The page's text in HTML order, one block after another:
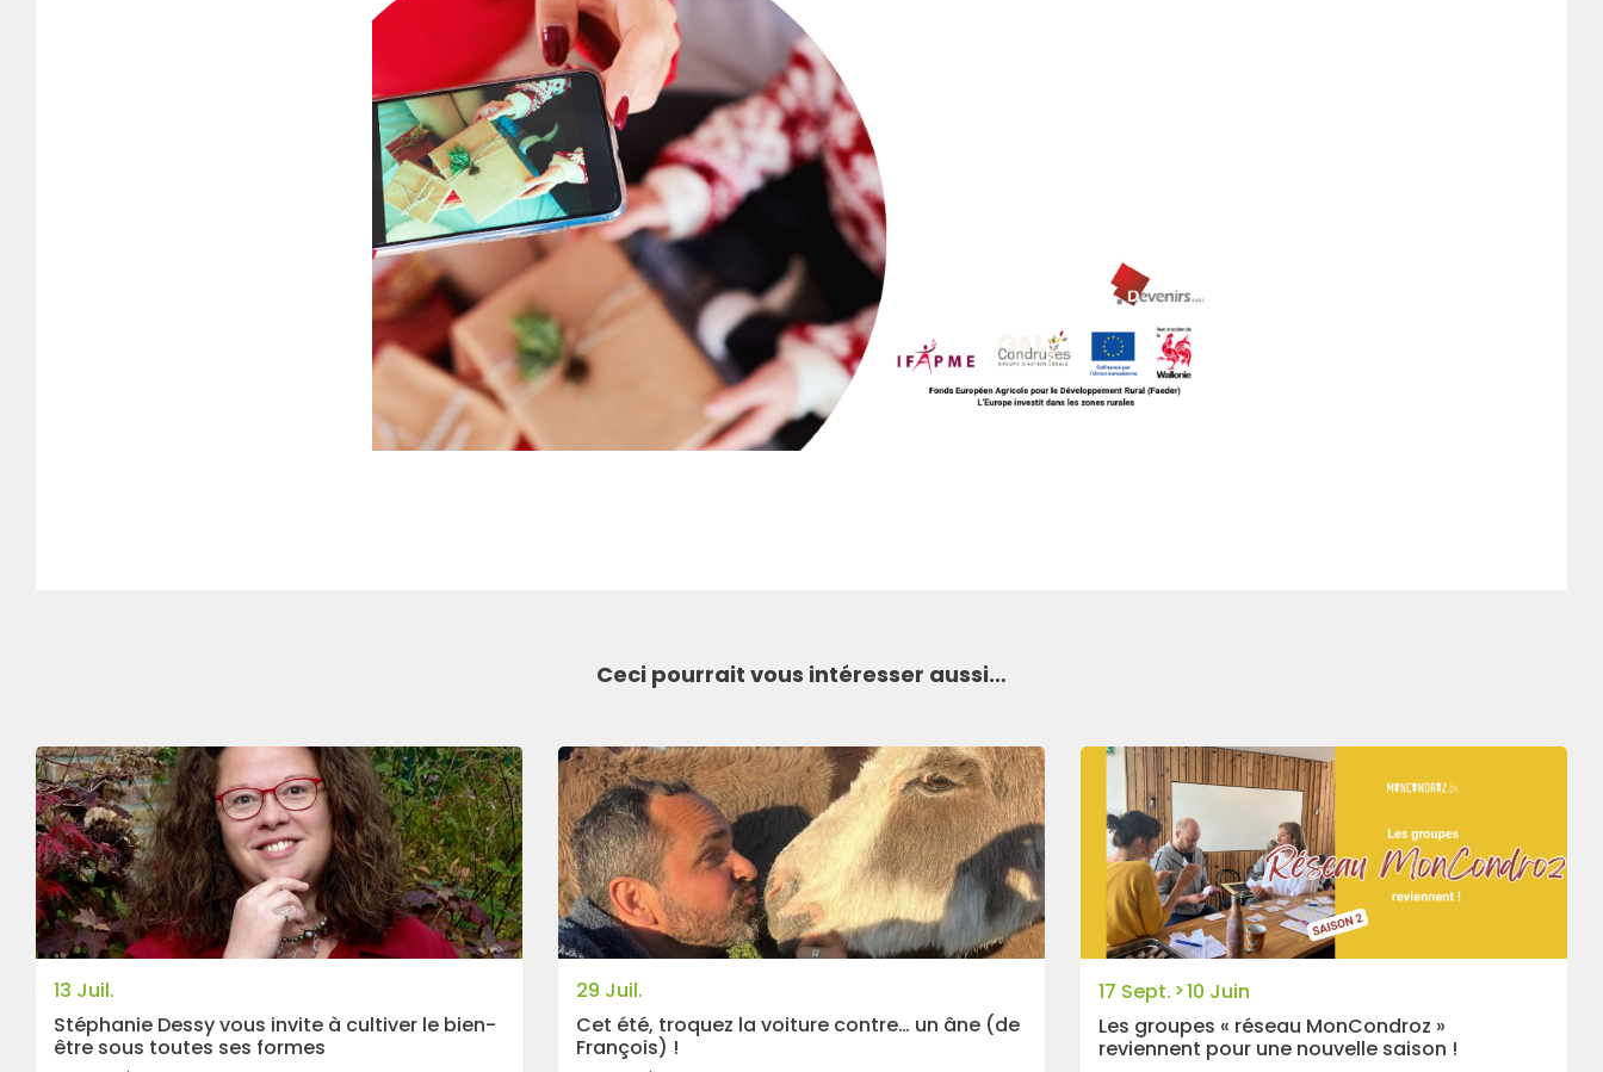
Ceci pourrait vous intéresser aussi…
13 Juil.
Stéphanie Dessy vous invite à cultiver le bien-
être sous toutes ses formes
29 Juil.
Cet été, troquez la voiture contre… un âne (de
François) !
17 Sept. >10 Juin
Les groupes « réseau MonCondroz »
reviennent pour une nouvelle saison !